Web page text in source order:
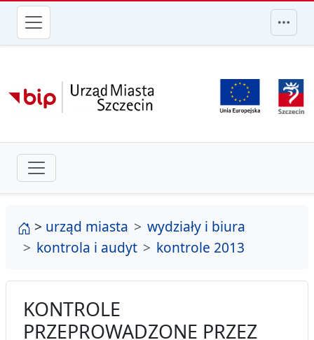
przejdź do głównego menu
strona główna
> urząd miasta
wydziały i biura
kontrola i audyt
kontrole 2013
KONTROLE
PRZEPROWADZONE PRZEZ